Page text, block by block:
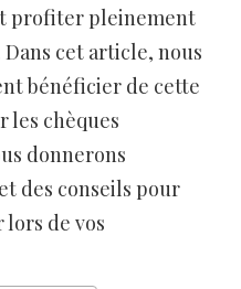
profiter pleinement
cet article, nous
bénéficier de cette
les chèques
donnerons
des conseils pour
lors de vos